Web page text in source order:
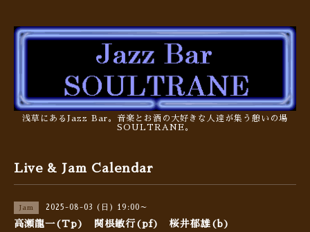
浅草にあるJazz Bar。音楽とお酒の大好きな人達が集う憩いの場
SOULTRANE。
Live & Jam Calendar
Jam 2025-08-03 (日) 19:00～
高瀬龍一(Tp) 関根敏行(pf) 桜井郁雄(b)